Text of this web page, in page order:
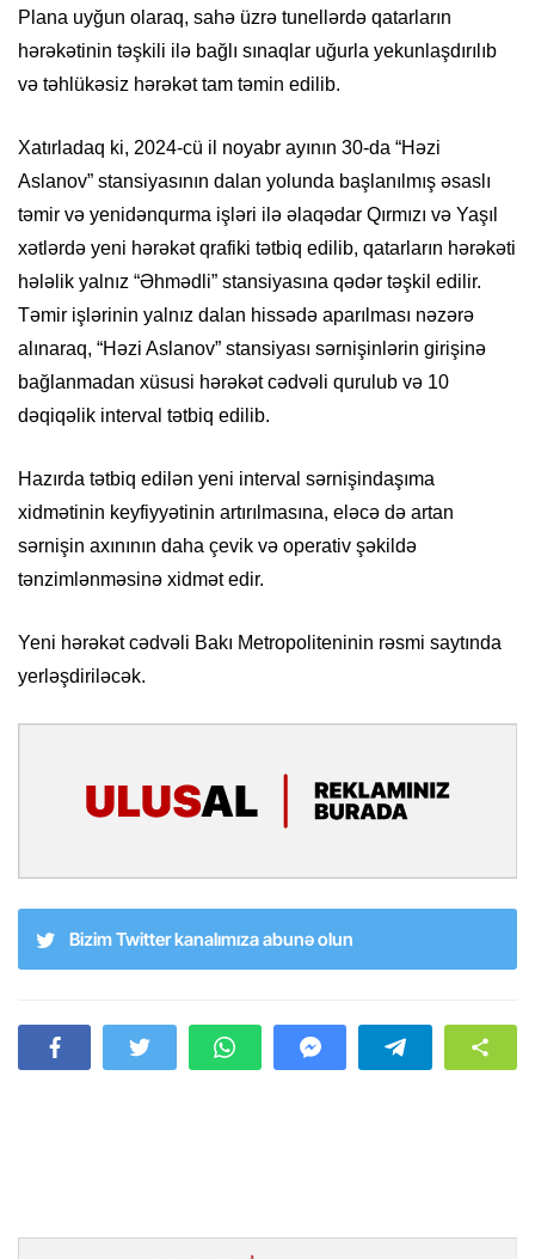
Plana uyğun olaraq, sahə üzrə tunellərdə qatarların
hərəkətinin təşkili ilə bağlı sınaqlar uğurla yekunlaşdırılıb
və təhlükəsiz hərəkət tam təmin edilib.
Xatırladaq ki, 2024-cü il noyabr ayının 30-da “Həzi
Aslanov” stansiyasının dalan yolunda başlanılmış əsaslı
təmir və yenidənqurma işləri ilə əlaqədar Qırmızı və Yaşıl
xətlərdə yeni hərəkət qrafiki tətbiq edilib, qatarların hərəkəti
hələlik yalnız “Əhmədli” stansiyasına qədər təşkil edilir.
Təmir işlərinin yalnız dalan hissədə aparılması nəzərə
alınaraq, “Həzi Aslanov” stansiyası sərnişinlərin girişinə
bağlanmadan xüsusi hərəkət cədvəli qurulub və 10
dəqiqəlik interval tətbiq edilib.
Hazırda tətbiq edilən yeni interval sərnişindaşıma
xidmətinin keyfiyyətinin artırılmasına, eləcə də artan
sərnişin axınının daha çevik və operativ şəkildə
tənzimlənməsinə xidmət edir.
Yeni hərəkət cədvəli Bakı Metropoliteninin rəsmi saytında
yerləşdiriləcək.
Bizim Twitter kanalımıza abunə olun